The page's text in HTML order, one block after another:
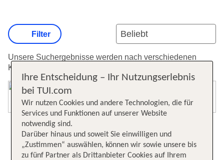
Unsere Suchergebnisse werden nach verschiedenen
Kriterien sortiert.
Filter
Ihre Entscheidung – Ihr Nutzungserlebnis
bei TUI.com
Wir nutzen Cookies und andere Technologien, die für
Services und Funktionen auf unserer Website
notwendig sind.
Darüber hinaus und soweit Sie einwilligen und
„Zustimmen“ auswählen, können wir sowie unsere bis
zu fünf Partner als Drittanbieter Cookies auf Ihrem